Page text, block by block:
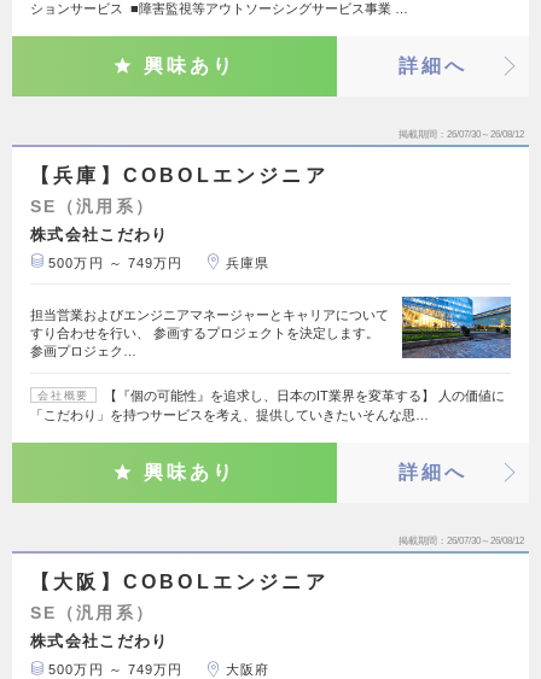
ションサービス ■障害監視等アウトソーシングサービス事業 …
興味あり 詳細へ
掲載期間 26/07/30～26/08/12
【兵庫】COBOLエンジニア
SE（汎用系）
株式会社こだわり
500万円 ～ 749万円 兵庫県
担当営業およびエンジニアマネージャーとキャリアについて
すり合わせを行い、 参画するプロジェクトを決定します。
参画プロジェク…
会社概要
【『個の可能性』を追求し、日本のIT業界を変革する】 人の価値に
「こだわり」を持つサービスを考え、提供していきたいそんな思…
興味あり 詳細へ
掲載期間 26/07/30～26/08/12
【大阪】COBOLエンジニア
SE（汎用系）
株式会社こだわり
500万円 ～ 749万円 大阪府